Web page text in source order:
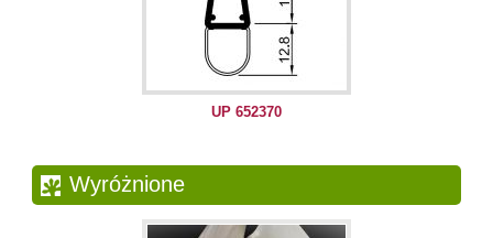
UP 652370
Wyróżnione